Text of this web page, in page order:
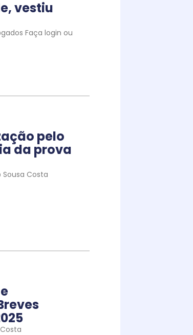
vestiu
Faça login ou
pelo
da prova
Sousa Costa